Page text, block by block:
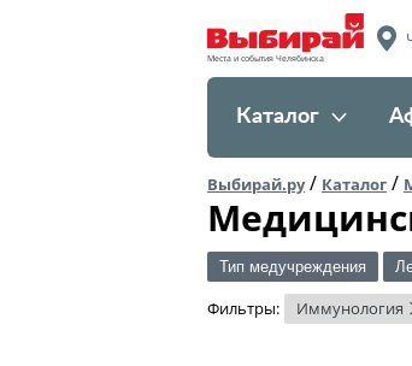
Места и события Челябинска
Каталог
Выбирай.ру/ Каталог /
Тип медучреждения
Фильтры: Иммунология